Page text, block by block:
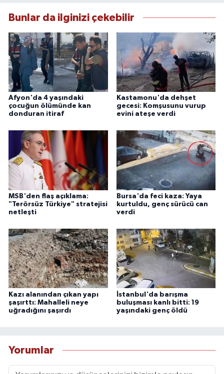
Bunlar da ilginizi çekebilir
Afyon'da 4 yaşındaki
çocuğun ölümünde kan
donduran itiraf
Kastamonu'da dehşet
gecesi: Komşusunu vurup
evini ateşe verdi
MSB'den flaş açıklama:
"Terörsüz Türkiye" stratejisi
netleşti
Bursa'da feci kaza: Yaya
kurtuldu, genç sürücü can
verdi
Kazı alanından çıkan yapı
şaşırttı: Mahalleli neye
uğradığını şaşırdı
İstanbul'da barışma
buluşması kanlı bitti: 19
yaşındaki genç öldü
Yorumlar